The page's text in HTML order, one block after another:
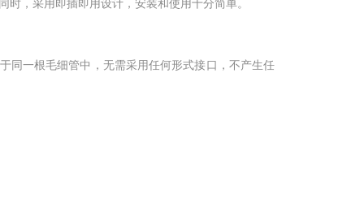
，采用即插即用设计，安装和使用十分简单。
同一根毛细管中，无需采用任何形式接口，不产生任